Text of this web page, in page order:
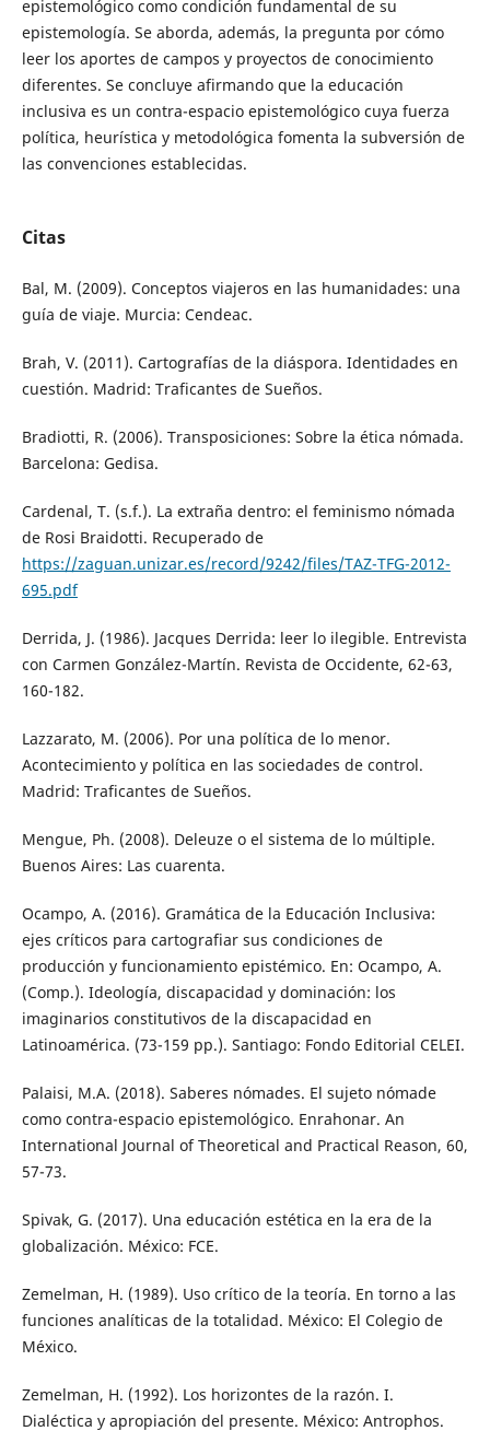
epistemológico como condición fundamental de su
epistemología. Se aborda, además, la pregunta por cómo
leer los aportes de campos y proyectos de conocimiento
diferentes. Se concluye afirmando que la educación
inclusiva es un contra-espacio epistemológico cuya fuerza
política, heurística y metodológica fomenta la subversión de
las convenciones establecidas.
Citas
Bal, M. (2009). Conceptos viajeros en las humanidades: una
guía de viaje. Murcia: Cendeac.
Brah, V. (2011). Cartografías de la diáspora. Identidades en
cuestión. Madrid: Traficantes de Sueños.
Bradiotti, R. (2006). Transposiciones: Sobre la ética nómada.
Barcelona: Gedisa.
Cardenal, T. (s.f.). La extraña dentro: el feminismo nómada
de Rosi Braidotti. Recuperado de
https://zaguan.unizar.es/record/9242/files/TAZ-TFG-2012-
695.pdf
Derrida, J. (1986). Jacques Derrida: leer lo ilegible. Entrevista
con Carmen González-Martín. Revista de Occidente, 62-63,
160-182.
Lazzarato, M. (2006). Por una política de lo menor.
Acontecimiento y política en las sociedades de control.
Madrid: Traficantes de Sueños.
Mengue, Ph. (2008). Deleuze o el sistema de lo múltiple.
Buenos Aires: Las cuarenta.
Ocampo, A. (2016). Gramática de la Educación Inclusiva:
ejes críticos para cartografiar sus condiciones de
producción y funcionamiento epistémico. En: Ocampo, A.
(Comp.). Ideología, discapacidad y dominación: los
imaginarios constitutivos de la discapacidad en
Latinoamérica. (73-159 pp.). Santiago: Fondo Editorial CELEI.
Palaisi, M.A. (2018). Saberes nómades. El sujeto nómade
como contra-espacio epistemológico. Enrahonar. An
International Journal of Theoretical and Practical Reason, 60,
57-73.
Spivak, G. (2017). Una educación estética en la era de la
globalización. México: FCE.
Zemelman, H. (1989). Uso crítico de la teoría. En torno a las
funciones analíticas de la totalidad. México: El Colegio de
México.
Zemelman, H. (1992). Los horizontes de la razón. I.
Dialéctica y apropiación del presente. México: Antrophos.